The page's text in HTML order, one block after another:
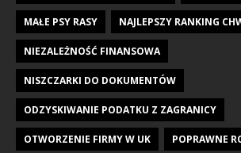
MAŁE PSY RASY NAJLEPSZY RANKING
NIEZALEŻNOŚĆ FINANSOWA
NISZCZARKI DO DOKUMENTÓW
ODZYSKIWANIE PODATKU Z ZAGRANICY
OTWORZENIE FIRMY W UK POPRAWNE